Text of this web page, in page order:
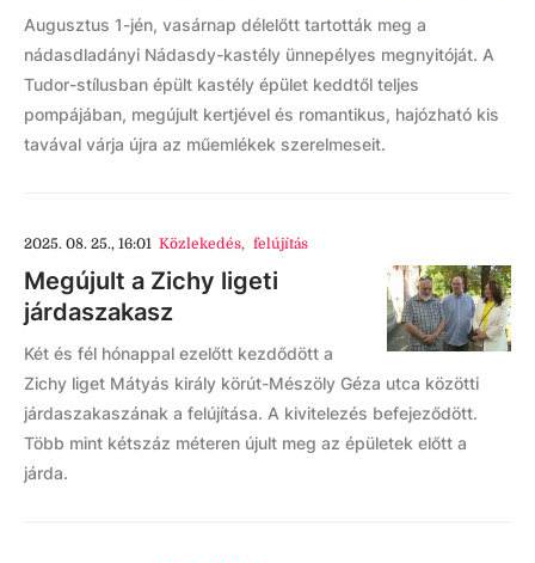
Augusztus 1-jén, vasárnap délelőtt tartották meg a
nádasdladányi Nádasdy-kastély ünnepélyes megnyitóját. A
Tudor-stílusban épült kastély épület keddtől teljes
pompájában, megújult kertjével és romantikus, hajózható kis
tavával várja újra az műemlékek szerelmeseit.
2025. 08. 25., 16:01 Közlekedés, felújítás
Megújult a Zichy ligeti
járdaszakasz
Két és fél hónappal ezelőtt kezdődött a
Zichy liget Mátyás király körút-Mészöly Géza utca közötti
járdaszakaszának a felújítása. A kivitelezés befejeződött.
Több mint kétszáz méteren újult meg az épületek előtt a
járda.